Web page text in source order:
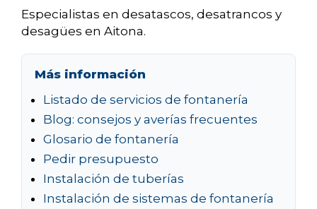
Especialistas en desatascos, desatrancos y
desagües en Aitona.
Más información
Listado de servicios de fontanería
Blog: consejos y averías frecuentes
Glosario de fontanería
Pedir presupuesto
Instalación de tuberías
Instalación de sistemas de fontanería